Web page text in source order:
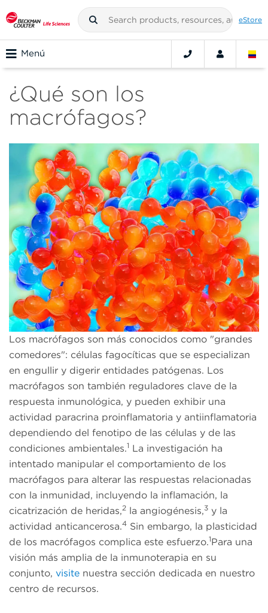
eStore
Menú
¿Qué son los
macrófagos?
Los macrófagos son más conocidos como "grandes
comedores": células fagocíticas que se especializan
en engullir y digerir entidades patógenas. Los
macrófagos son también reguladores clave de la
respuesta inmunológica, y pueden exhibir una
actividad paracrina proinflamatoria y antiinflamatoria
dependiendo del fenotipo de las células y de las
condiciones ambientales.1 La investigación ha
intentado manipular el comportamiento de los
macrófagos para alterar las respuestas relacionadas
con la inmunidad, incluyendo la inflamación, la
cicatrización de heridas,2 la angiogénesis,3 y la
actividad anticancerosa.4 Sin embargo, la plasticidad
de los macrófagos complica este esfuerzo.1Para una
visión más amplia de la inmunoterapia en su
conjunto, visite nuestra sección dedicada en nuestro
centro de recursos.